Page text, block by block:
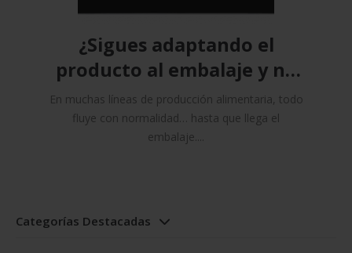
¿Sigues adaptando el
producto al embalaje y no
al revés?
En muchas líneas de producción alimentaria, todo
fluye con normalidad… hasta que llega el
embalaje....
Categorías Destacadas